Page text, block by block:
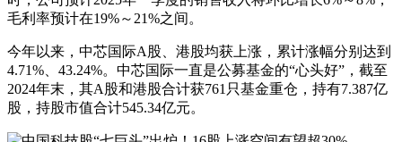
毛利率预计在19%～21%之间。
今年以来，中芯国际A股、港股均获上涨，累计涨幅分别达到
4.71%、43.24%。中芯国际一直是公募基金的“心头好”，截至
2024年末，其A股和港股合计获761只基金重仓，持有7.387亿
股，持股市值合计545.34亿元。